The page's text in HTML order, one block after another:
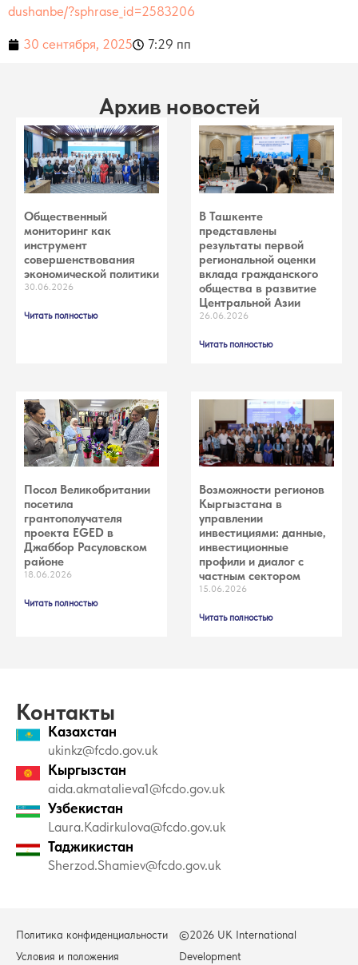
dushanbe/?sphrase_id=2583206
30 сентября, 2025 7:29 пп
Архив новостей
Общественный
мониторинг как
инструмент
совершенствования
экономической политики
30.06.2026
Читать полностью
В Ташкенте
представлены
результаты первой
региональной оценки
вклада гражданского
общества в развитие
Центральной Азии
26.06.2026
Читать полностью
Посол Великобритании
посетила
грантополучателя
проекта EGED в
Джаббор Расуловском
районе
18.06.2026
Читать полностью
Возможности регионов
Кыргызстана в
управлении
инвестициями: данные,
инвестиционные
профили и диалог с
частным сектором
15.06.2026
Читать полностью
Контакты
Казахстан
ukinkz@fcdo.gov.uk
Кыргызстан
aida.akmatalieva1@fcdo.gov.uk
Узбекистан
Laura.Kadirkulova@fcdo.gov.uk
Таджикистан
Sherzod.Shamiev@fcdo.gov.uk
Политика конфиденциальности
Условия и положения
©2026 UK International
Development